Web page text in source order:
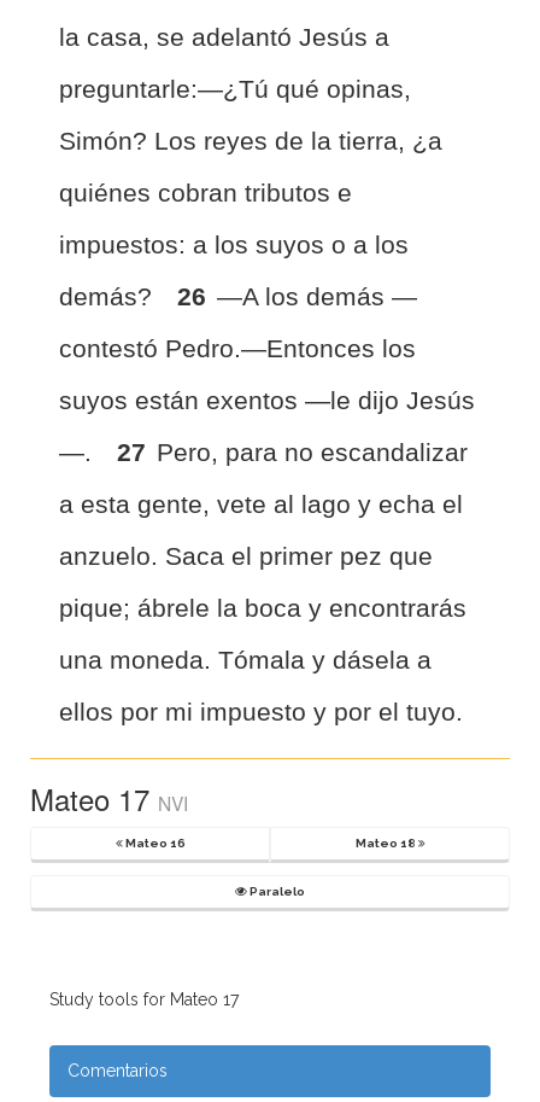
la casa, se adelantó Jesús a
preguntarle:—¿Tú qué opinas,
Simón? Los reyes de la tierra, ¿a
quiénes cobran tributos e
impuestos: a los suyos o a los
demás?
26 —A los demás —
contestó Pedro.—Entonces los
suyos están exentos —le dijo Jesús
—.
27 Pero, para no escandalizar
a esta gente, vete al lago y echa el
anzuelo. Saca el primer pez que
pique; ábrele la boca y encontrarás
una moneda. Tómala y dásela a
ellos por mi impuesto y por el tuyo.
Mateo 17 NVI
Mateo 16 Mateo 18
Paralelo
Study tools for Mateo 17
Comentarios